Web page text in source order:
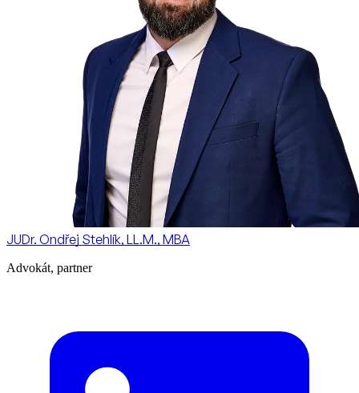
JUDr. Ondřej Stehlík, LL.M., MBA
Advokát, partner